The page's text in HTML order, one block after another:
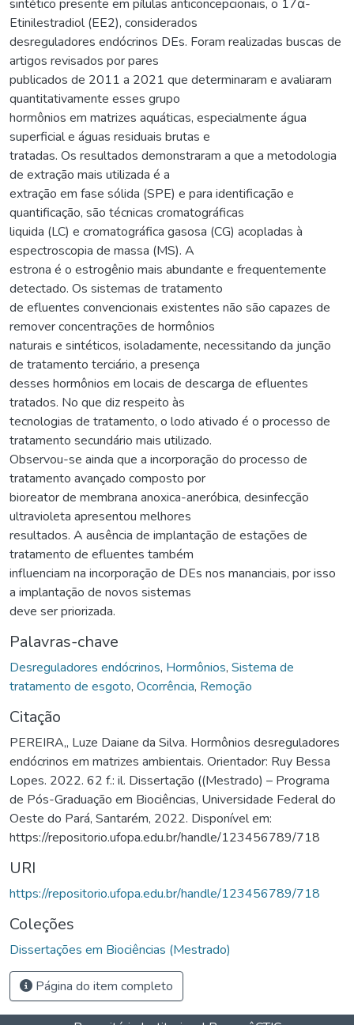
sintético presente em pílulas anticoncepcionais, o 17α-
Etinilestradiol (EE2), considerados
desreguladores endócrinos DEs. Foram realizadas buscas de
artigos revisados por pares
publicados de 2011 a 2021 que determinaram e avaliaram
quantitativamente esses grupo
hormônios em matrizes aquáticas, especialmente água
superficial e águas residuais brutas e
tratadas. Os resultados demonstraram a que a metodologia
de extração mais utilizada é a
extração em fase sólida (SPE) e para identificação e
quantificação, são técnicas cromatográficas
liquida (LC) e cromatográfica gasosa (CG) acopladas à
espectroscopia de massa (MS). A
estrona é o estrogênio mais abundante e frequentemente
detectado. Os sistemas de tratamento
de efluentes convencionais existentes não são capazes de
remover concentrações de hormônios
naturais e sintéticos, isoladamente, necessitando da junção
de tratamento terciário, a presença
desses hormônios em locais de descarga de efluentes
tratados. No que diz respeito às
tecnologias de tratamento, o lodo ativado é o processo de
tratamento secundário mais utilizado.
Observou-se ainda que a incorporação do processo de
tratamento avançado composto por
bioreator de membrana anoxica-aneróbica, desinfecção
ultravioleta apresentou melhores
resultados. A ausência de implantação de estações de
tratamento de efluentes também
influenciam na incorporação de DEs nos mananciais, por isso
a implantação de novos sistemas
deve ser priorizada.
Palavras-chave
Desreguladores endócrinos, Hormônios, Sistema de
tratamento de esgoto, Ocorrência, Remoção
Citação
PEREIRA,, Luze Daiane da Silva. Hormônios desreguladores
endócrinos em matrizes ambientais. Orientador: Ruy Bessa
Lopes. 2022. 62 f.: il. Dissertação ((Mestrado) – Programa
de Pós-Graduação em Biociências, Universidade Federal do
Oeste do Pará, Santarém, 2022. Disponível em:
https://repositorio.ufopa.edu.br/handle/123456789/718
URI
https://repositorio.ufopa.edu.br/handle/123456789/718
Coleções
Dissertações em Biociências (Mestrado)
Página do item completo